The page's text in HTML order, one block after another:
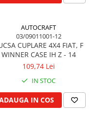
AUTOCRAFT
03/09011001-12
CUPLARE 4X4 FIAT, F
WINNER CASE IH Z - 14
109,74 Lei
IN STOC
IN COS